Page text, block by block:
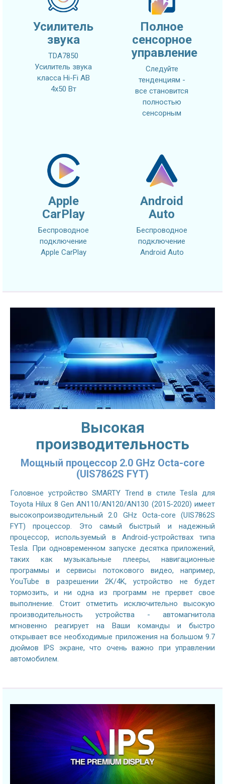
Усилитель
звука
TDA7850
Усилитель звука
класса Hi-Fi AB
4x50 Вт
Полное
сенсорное
управление
Следуйте
тенденциям -
все становится
полностью
сенсорным
Apple
CarPlay
Беспроводное
подключение
Apple CarPlay
Android
Auto
Беспроводное
подключение
Android Auto
Высокая
производительность
Мощный процессор 2.0 GHz Octa-core
(UIS7862S FYT)
Головное устройство SMARTY Trend в стиле Tesla для
Toyota Hilux 8 Gen AN110/AN120/AN130 (2015-2020) имеет
высокопроизводительный 2.0 GHz Octa-core (UIS7862S
FYT) процессор. Это самый быстрый и надежный
процессор, используемый в Android-устройствах типа
Tesla. При одновременном запуске десятка приложений,
таких как музыкальные плееры, навигационные
программы и сервисы потокового видео, например,
YouTube в разрешении 2K/4K, устройство не будет
тормозить, и ни одна из программ не прервет свое
выполнение. Стоит отметить исключительно высокую
производительность устройства - автомагнитола
мгновенно реагирует на Ваши команды и быстро
открывает все необходимые приложения на большом 9.7
дюймов IPS экране, что очень важно при управлении
автомобилем.